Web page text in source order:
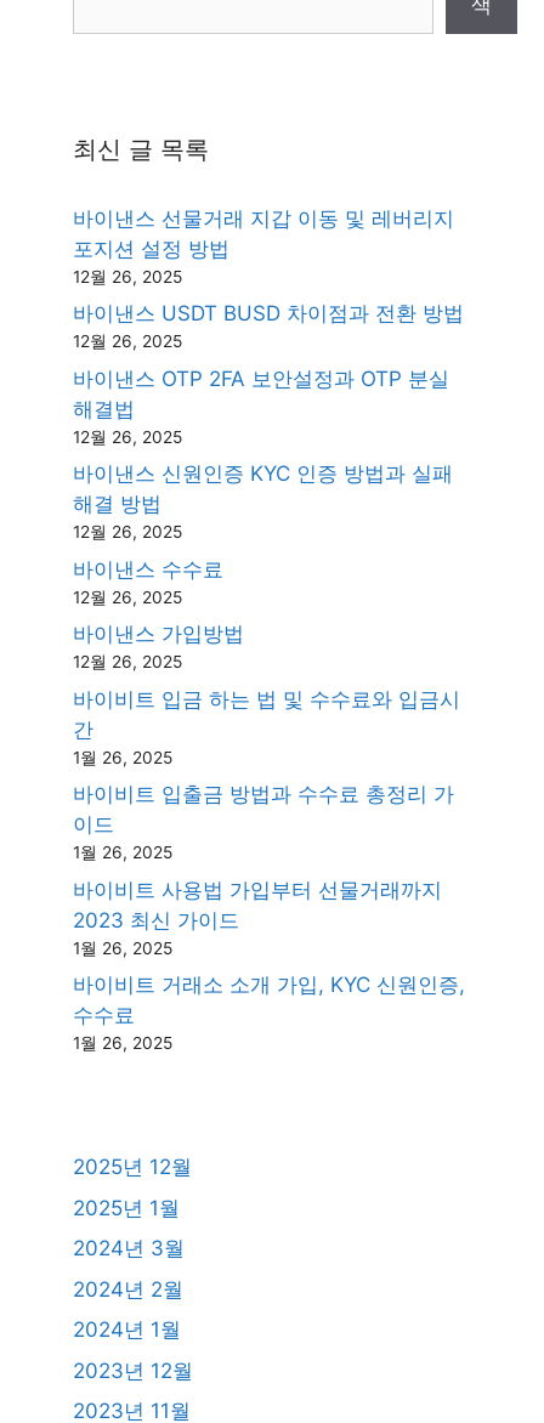
최신 글 목록
바이낸스 선물거래 지갑 이동 및 레버리지
포지션 설정 방법
12월 26, 2025
바이낸스 USDT BUSD 차이점과 전환 방법
12월 26, 2025
바이낸스 OTP 2FA 보안설정과 OTP 분실
해결법
12월 26, 2025
바이낸스 신원인증 KYC 인증 방법과 실패
해결 방법
12월 26, 2025
바이낸스 수수료
12월 26, 2025
바이낸스 가입방법
12월 26, 2025
바이비트 입금 하는 법 및 수수료와 입금시
간
1월 26, 2025
바이비트 입출금 방법과 수수료 총정리 가
이드
1월 26, 2025
바이비트 사용법 가입부터 선물거래까지
2023 최신 가이드
1월 26, 2025
바이비트 거래소 소개 가입, KYC 신원인증,
수수료
1월 26, 2025
2025년 12월
2025년 1월
2024년 3월
2024년 2월
2024년 1월
2023년 12월
2023년 11월